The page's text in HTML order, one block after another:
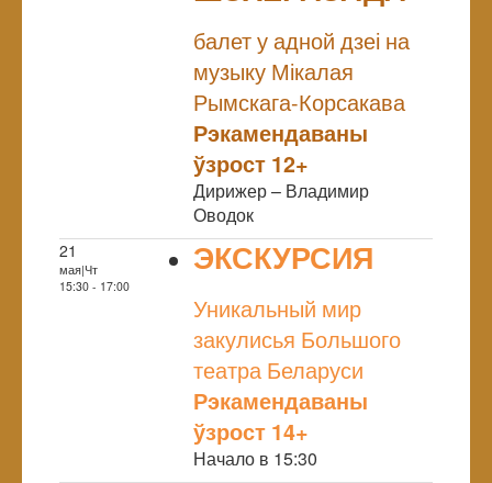
балет у адной дзеі на
музыку Мікалая
Рымскага-Корсакава
Рэкамендаваны
ўзрост 12+
Дирижер – Владимир
Оводок
21
мая|Чт
15:30 - 17:00
ЭКСКУРСИЯ
Уникальный мир
закулисья Большого
театра Беларуси
Рэкамендаваны
ўзрост 14+
Начало в 15:30